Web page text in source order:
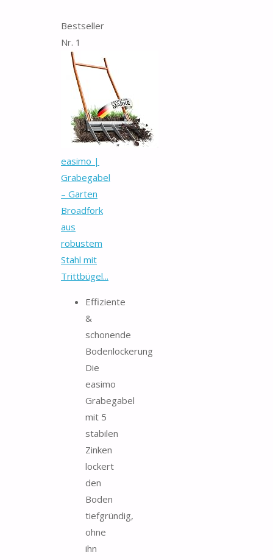
Bestseller
Nr. 1
easimo |
Grabegabel
– Garten
Broadfork
aus
robustem
Stahl mit
Trittbügel...
Effiziente
&
schonende
Bodenlockerung
Die
easimo
Grabegabel
mit 5
stabilen
Zinken
lockert
den
Boden
tiefgründig,
ohne
ihn